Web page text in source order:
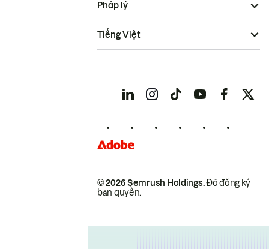
© 2026 Semrush Holdings.Đã đăng ký
bản quyền.
Pháp lý
Tiếng Việt